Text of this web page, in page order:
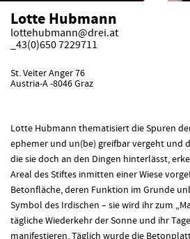
Lotte Hubmann
lottehubmann@drei.at
_43(0)650 7229711
St. Veiter Anger 76
Austria-A -8046 Graz
Lotte Hubmann thematisiert die Spuren
ephemer und un(be) greifbar vergeht und
die sie doch an den Dingen hinterlässt,
Areal des Stiftes inmitten einer Wiese
Betonfläche, deren Funktion im Grunde
Symbol des Irdischen – sie wird ihr zum
tägliche Wiederkehr der Sonne und ihr
manifestieren. Täglich wurde die